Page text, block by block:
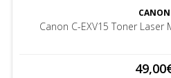
CANON
Canon C-EXV15 Toner